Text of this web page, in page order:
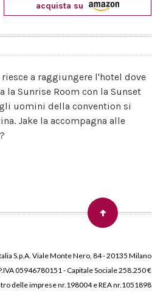
acquista su
a raggiungere l'hotel dove
la Sunrise Room con la Sunset
uomini della convention si
Jake la accompagna alle
S.p.A. Viale Monte Nero, 84 - 20135 Milano
05946780151 - Capitale Sociale 258.250 €
delle imprese nr.198004 e REA nr.1051898